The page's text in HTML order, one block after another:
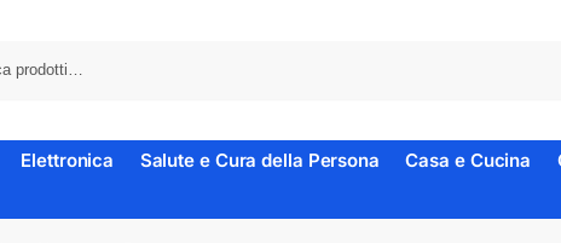
Elettronica Salute e Cura della Persona Casa e Cucina